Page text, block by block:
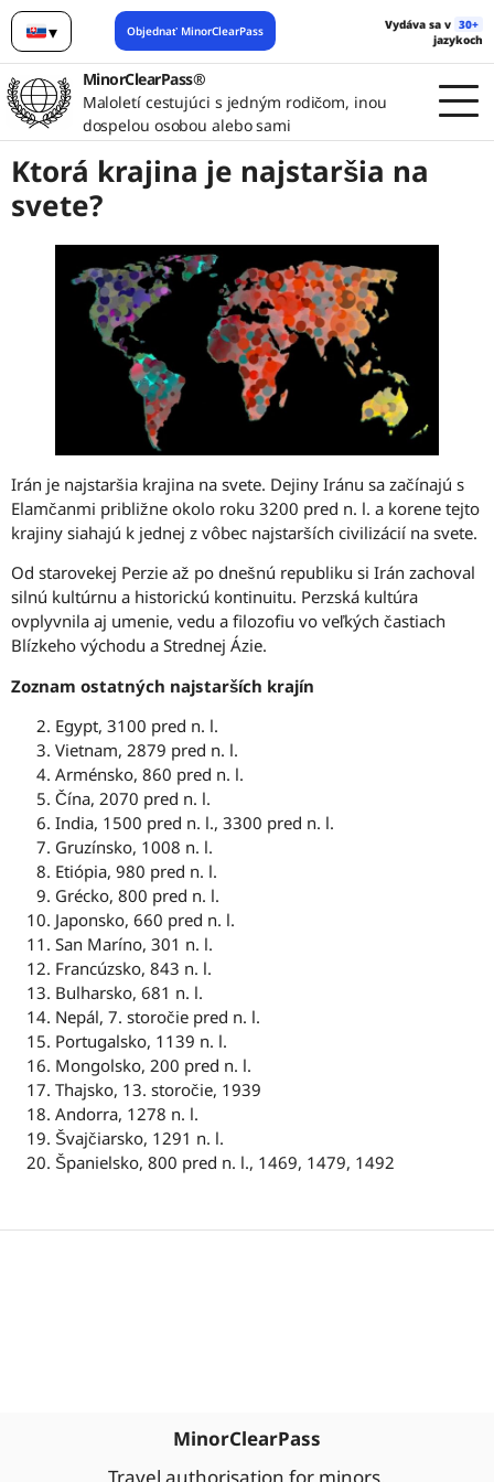
▾
Slovenčina
Objednať MinorClearPass Vydáva sa v 30+
jazykoch
MinorClearPass®
Maloletí cestujúci s jedným rodičom, inou
dospelou osobou alebo sami
Ktorá krajina je najstaršia na
svete?
Irán je najstaršia krajina na svete. Dejiny Iránu sa začínajú s
Elamčanmi približne okolo roku 3200 pred n. l. a korene tejto
krajiny siahajú k jednej z vôbec najstarších civilizácií na svete.
Od starovekej Perzie až po dnešnú republiku si Irán zachoval
silnú kultúrnu a historickú kontinuitu. Perzská kultúra
ovplyvnila aj umenie, vedu a filozofiu vo veľkých častiach
Blízkeho východu a Strednej Ázie.
Zoznam ostatných najstarších krajín
Egypt, 3100 pred n. l.
Vietnam, 2879 pred n. l.
Arménsko, 860 pred n. l.
Čína, 2070 pred n. l.
India, 1500 pred n. l., 3300 pred n. l.
Gruzínsko, 1008 n. l.
Etiópia, 980 pred n. l.
Grécko, 800 pred n. l.
Japonsko, 660 pred n. l.
San Maríno, 301 n. l.
Francúzsko, 843 n. l.
Bulharsko, 681 n. l.
Nepál, 7. storočie pred n. l.
Portugalsko, 1139 n. l.
Mongolsko, 200 pred n. l.
Thajsko, 13. storočie, 1939
Andorra, 1278 n. l.
Švajčiarsko, 1291 n. l.
Španielsko, 800 pred n. l., 1469, 1479, 1492
MinorClearPass